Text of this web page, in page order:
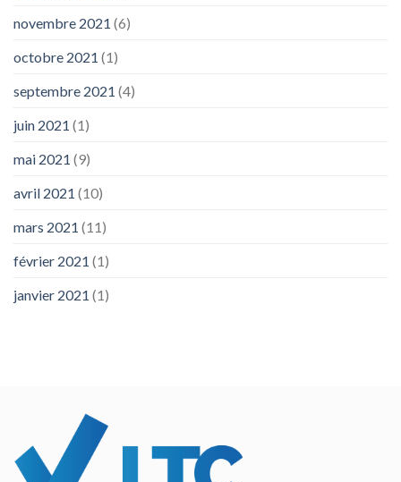
novembre 2021 (6)
octobre 2021 (1)
septembre 2021 (4)
juin 2021 (1)
mai 2021 (9)
avril 2021 (10)
mars 2021 (11)
février 2021 (1)
janvier 2021 (1)